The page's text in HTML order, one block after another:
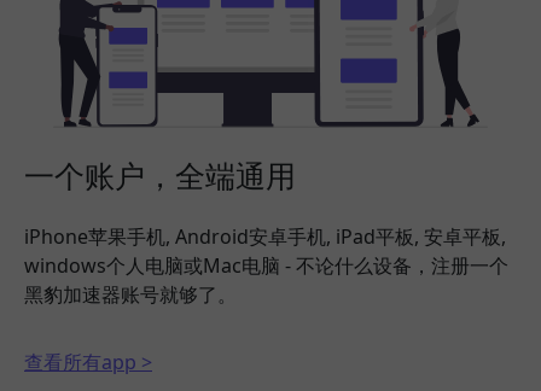
一个账户，全端通用
iPhone苹果手机, Android安卓手机, iPad平板, 安卓平板,
windows个人电脑或Mac电脑 - 不论什么设备，注册一个
黑豹加速器账号就够了。
查看所有app >